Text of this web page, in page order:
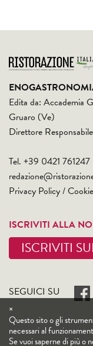
Edita da: Accademia
Gruaro (Ve)
Direttore
Tel. +39 0421 761247
Privacy Policy/
ISCRIVITI ALLA
ISCRIVITI
SEGUICI SU
×
Questo sito o gli
necessari al
Se vuoi saperne di più o